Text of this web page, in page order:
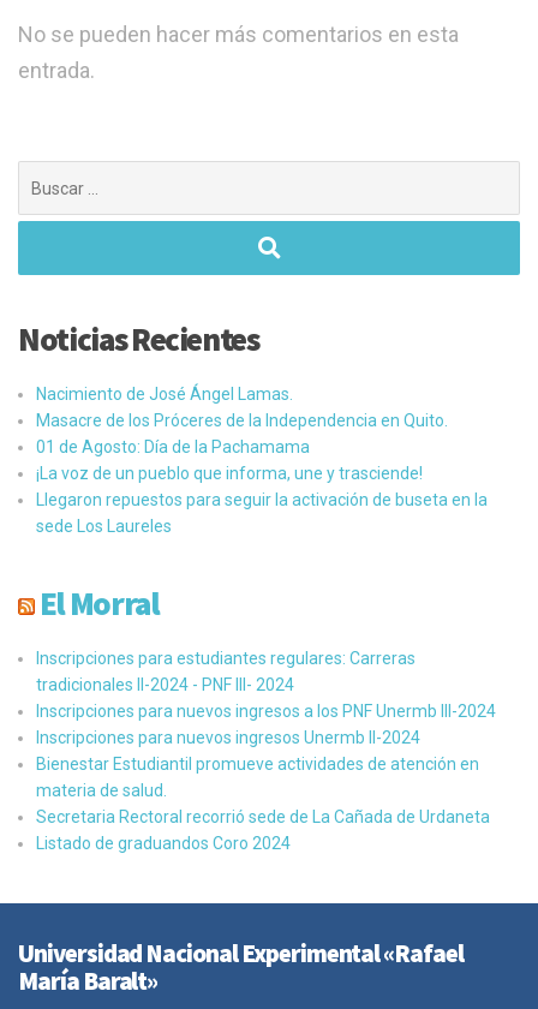
No se pueden hacer más comentarios en esta
entrada.
Noticias Recientes
Nacimiento de José Ángel Lamas.
Masacre de los Próceres de la Independencia en Quito.
01 de Agosto: Día de la Pachamama
¡La voz de un pueblo que informa, une y trasciende!
Llegaron repuestos para seguir la activación de buseta en la
sede Los Laureles
El Morral
Inscripciones para estudiantes regulares: Carreras
tradicionales II-2024 - PNF III- 2024
Inscripciones para nuevos ingresos a los PNF Unermb III-2024
Inscripciones para nuevos ingresos Unermb II-2024
Bienestar Estudiantil promueve actividades de atención en
materia de salud.
Secretaria Rectoral recorrió sede de La Cañada de Urdaneta
Listado de graduandos Coro 2024
Universidad Nacional Experimental «Rafael
María Baralt»